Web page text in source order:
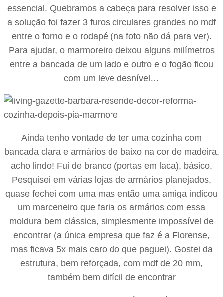
essencial. Quebramos a cabeça para resolver isso e
a solução foi fazer 3 furos circulares grandes no mdf
entre o forno e o rodapé (na foto não dá para ver).
Para ajudar, o marmoreiro deixou alguns milímetros
entre a bancada de um lado e outro e o fogão ficou
com um leve desnível…
Ainda tenho vontade de ter uma cozinha com
bancada clara e armários de baixo na cor de madeira,
acho lindo! Fui de branco (portas em laca), básico.
Pesquisei em várias lojas de armários planejados,
quase fechei com uma mas então uma amiga indicou
um marceneiro que faria os armários com essa
moldura bem clássica, simplesmente impossível de
encontrar (a única empresa que faz é a Florense,
mas ficava 5x mais caro do que paguei). Gostei da
estrutura, bem reforçada, com mdf de 20 mm,
também bem difícil de encontrar